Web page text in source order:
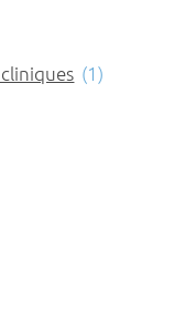
(1)